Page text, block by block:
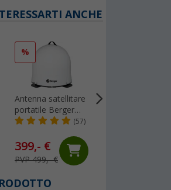
ANCHE
%
Antenna satellitare
portatile Berger
Move 4.0 bianco(57)
399,- €
PVP 499,- €